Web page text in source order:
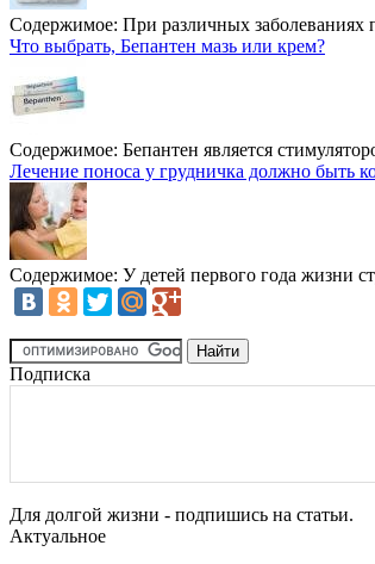
Содержимое: При различных заболеваниях
Что выбрать, Бепантен мазь или крем?
Содержимое: Бепантен является
Лечение поноса у грудничка должно быть
Содержимое: У детей первого года жизни
Подписка
Для долгой жизни - подпишись на статьи.
Актуальное